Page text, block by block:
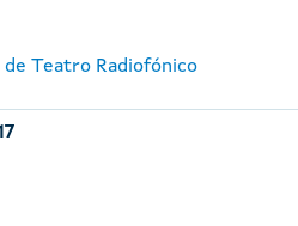
de Teatro Radiofónico